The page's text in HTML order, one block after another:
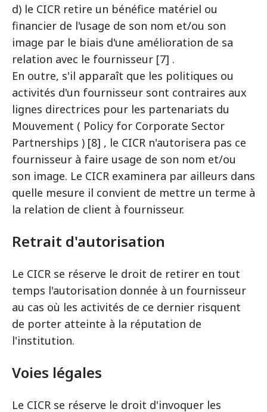
d) le CICR retire un bénéfice matériel ou
financier de l'usage de son nom et/ou son
image par le biais d'une amélioration de sa
relation avec le fournisseur [7] .
En outre, s'il apparaît que les politiques ou
activités d'un fournisseur sont contraires aux
lignes directrices pour les partenariats du
Mouvement ( Policy for Corporate Sector
Partnerships ) [8] , le CICR n'autorisera pas ce
fournisseur à faire usage de son nom et/ou
son image. Le CICR examinera par ailleurs dans
quelle mesure il convient de mettre un terme à
la relation de client à fournisseur.
Retrait d'autorisation
Le CICR se réserve le droit de retirer en tout
temps l'autorisation donnée à un fournisseur
au cas où les activités de ce dernier risquent
de porter atteinte à la réputation de
l'institution.
Voies légales
Le CICR se réserve le droit d'invoquer les